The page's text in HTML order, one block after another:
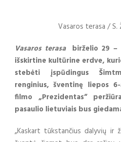
Vasaros terasa /
Vasaros terasabirželio 29 –
išskirtine kultūrine erdve,
stebėti įspūdingus
renginius, šventinę liepos
filmo „Prezidentas“
pasaulio lietuviais bus
„Kaskart tūkstančius dalyvių ir